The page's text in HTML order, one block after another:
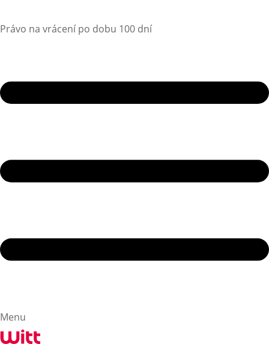
Právo na vrácení po dobu 100 dní
Menu